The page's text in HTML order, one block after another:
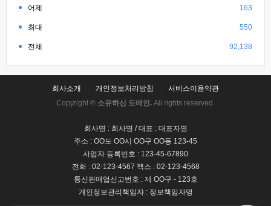
어제 163
최대 550
전체 92,138
회사소개 개인정보처리방침
서비스이용약관
Copyright © 소유하신 도메인. All rights reserved.
회사명 : 회사명 / 대표 : 대표자명
주소 : OO도 OO시 OO구 OO동 123-45
사업자 등록번호 : 123-45-67890
전화 : 02-123-4567 팩스 : 02-123-4568
통신판매업신고번호 : 제 OO구 - 123호
개인정보관리책임자 : 정보책임자명